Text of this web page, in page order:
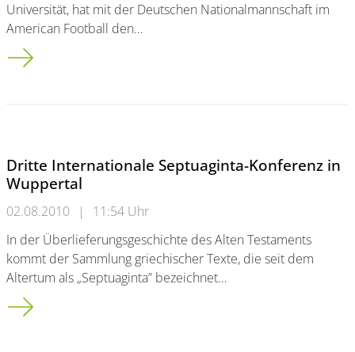
Universität, hat mit der Deutschen Nationalmannschaft im
American Football den…
Lehramtsstudent Alexej Mittendorf ist Europameister im
Dritte Internationale Septuaginta-Konferenz in
Wuppertal
02.08.2010 |
11:54 Uhr
In der Überlieferungsgeschichte des Alten Testaments
kommt der Sammlung griechischer Texte, die seit dem
Altertum als „Septuaginta” bezeichnet…
Dritte Internationale Septuaginta-Konferenz in Wuppertal